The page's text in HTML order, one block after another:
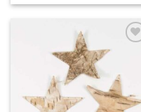
Toevoegen